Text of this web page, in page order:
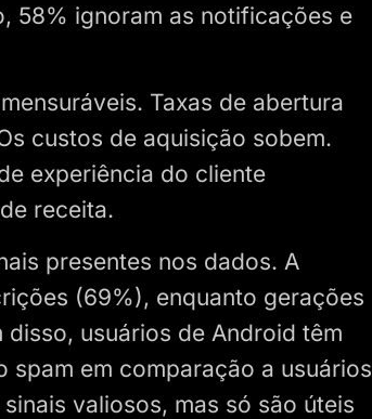
58% ignoram as notificações e
Taxas de abertura
custos de aquisição sobem.
experiência do cliente
receita.
presentes nos dados. A
(69%), enquanto gerações
disso, usuários de Android têm
spam em comparação a usuários
valiosos, mas só são úteis